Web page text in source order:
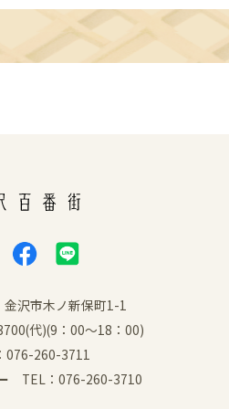
沢市木ノ新保町1-1
代)(9：00～18：00)
076-260-3711
TEL：076-260-3710